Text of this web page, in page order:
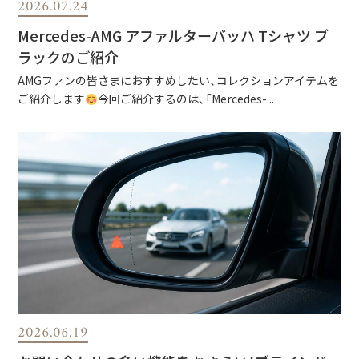
2026.07.24
Mercedes-AMG アファルターバッハ Tシャツ ブ
ラックのご紹介
AMGファンの皆さまにおすすめしたい、コレクションアイテムを
ご紹介します
今回ご紹介するのは、「Mercedes-...
2026.06.19